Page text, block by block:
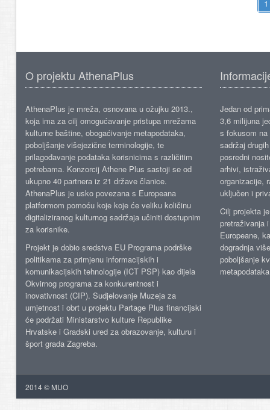
O projektu AthenaPlus
AthenaPlus je mreža, osnovana u ožujku 2013.,
koja ima za cilj omogućavanje pristupa mrežama
kulturne baštine, obogaćivanje metapodataka,
poboljšanje višejezične terminologije, te
prilagođavanje podataka korisnicima s različitim
potrebama. Konzorcij Athene Plus sastoji se od
ukupno 40 partnera iz 21 države članice.
AthenaPlus je usko povezana s Europeana
platformom pomoću koje koje će veliku količinu
digitaliziranog kulturnog sadržaja učiniti dostupnim
za korisnike.
Projekt je dobio sredstva EU Programa podrške
politikama za primjenu informacijskih i
komunikacijskih tehnologije (ICT PSP) kao dijela
Okvirnog programa za konkurentnost i
inovativnost (CIP). Sudjelovanje Muzeja za
umjetnost i obrt u projektu Partage Plus financijski
će podržati Ministarstvo kulture Republike
Hrvatske i Gradski ured za obrazovanje, kulturu i
šport grada Zagreba.
Jedan od
3,6 milijuna
s fokusom
sadržaj
posredni
arhivi,
organizacije,
uključen i
Cilj projekta
pretraživanja
Europeane,
dogradnja
poboljšanje
2014 © MUO